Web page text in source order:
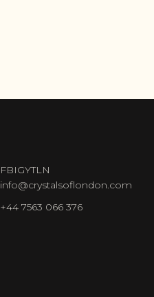
FBIGYTLN
info@crystalsoflondon.com
+44 7563 066 376